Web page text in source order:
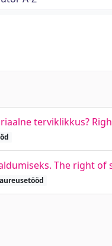
terviklikkus?
The right